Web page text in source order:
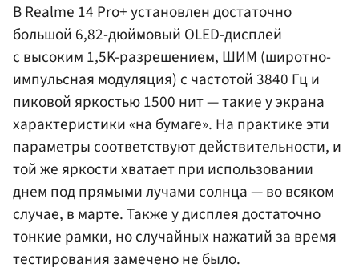
В Realme 14 Pro+ установлен достаточно
большой 6,82-дюймовый OLED-дисплей
с высоким 1,5K-разрешением, ШИМ (широтно-
импульсная модуляция) с частотой 3840 Гц и
пиковой яркостью 1500 нит — такие у экрана
характеристики «на бумаге». На практике эти
параметры соответствуют действительности, и
той же яркости хватает при использовании
днем под прямыми лучами солнца — во всяком
случае, в марте. Также у дисплея достаточно
тонкие рамки, но случайных нажатий за время
тестирования замечено не было.